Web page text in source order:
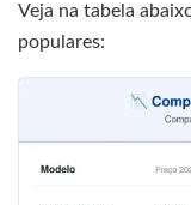
Veja na tabela
populares: